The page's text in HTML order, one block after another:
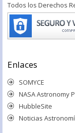
Todos los Derechos
Enlaces
SOMYCE
NASA Astronomy
HubbleSite
Noticias